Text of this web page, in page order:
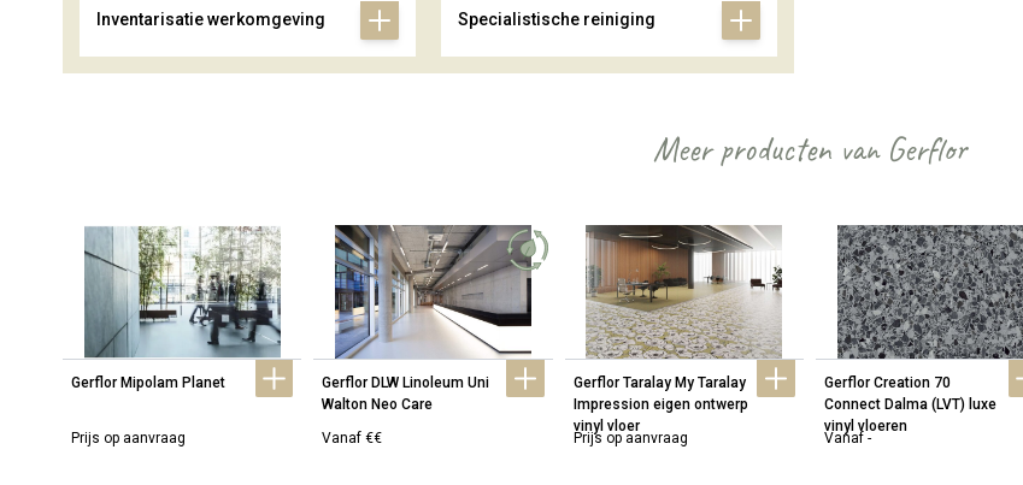
Inventarisatie werkomgeving Specialistische reiniging
Meer producten van Gerflor
Gerflor Mipolam Planet
Prijs op aanvraag
Gerflor DLW Linoleum Uni
Walton Neo Care
Vanaf €€
Gerflor Taralay My Taralay
Impression eigen ontwerp
vinyl vloer
Prijs op aanvraag
Gerflor Creation 70
Connect Dalma (LVT) luxe
vinyl vloeren
Vanaf -